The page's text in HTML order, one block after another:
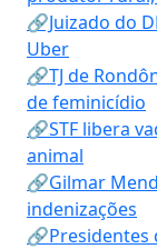
🔗Juizado do
Uber
🔗TJ de
de feminicídio
🔗STF libera
animal
🔗Gilmar
indenizações
🔗Presidentes